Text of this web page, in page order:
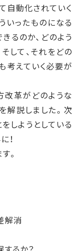
自動化されていく
いったものになる
るのか、どのよう
して、それをどの
考えていく必要が
改革がどのような
解説しました。次
しようとしている
！
。
解消